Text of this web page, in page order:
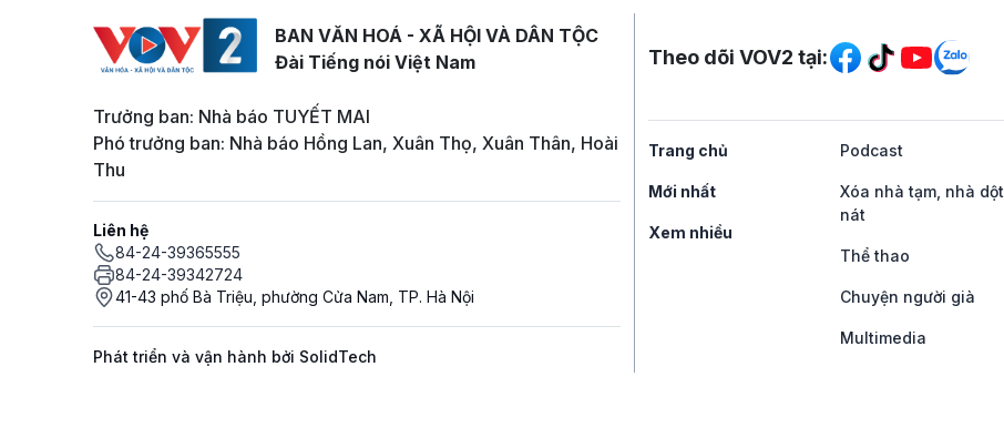
BAN VĂN HOÁ - XÃ HỘI VÀ DÂN TỘC
Đài Tiếng nói Việt Nam
Trưởng ban: Nhà báo TUYẾT MAI
Phó trưởng ban: Nhà báo Hồng Lan, Xuân Thọ, Xuân Thân, Hoài
Thu
Liên hệ
84-24-39365555
84-24-39342724
41-43 phố Bà Triệu, phường Cửa Nam, TP. Hà Nội
Phát triển và vận hành bởi SolidTech
Mạng xã hội
Theo dõi VOV2 tại:
Trang chủ
Mới nhất
Xem nhiều
Podcast
Xóa nhà tạm, nhà dột
nát
Thể thao
Chuyện người già
Multimedia